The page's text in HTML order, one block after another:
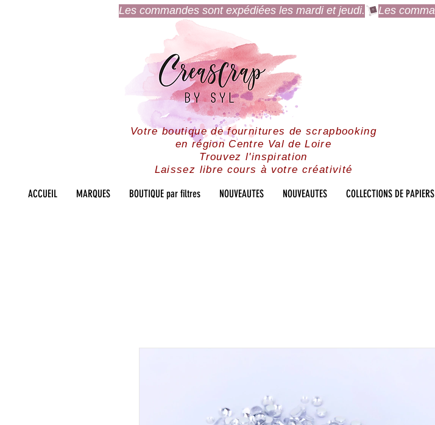
Les commandes sont expédiées les mardi et jeudi.
Votre boutique de fournitures de scrapbooking
en région Centre Val de Loire
Trouvez l'inspiration
Laissez libre cours à votre créativité
ACCUEIL MARQUES BOUTIQUE par filtres NOUVEAUTES NOUVEAUTES COLLECTIONS DE PAPIERS